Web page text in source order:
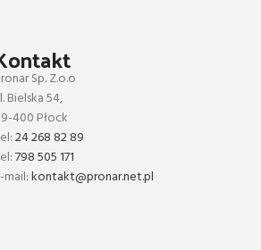
Sp. Z.o.o
Bielska 54,
400 Płock
24 268 82 89
798 505 171
mail:kontakt@pronar.net.pl